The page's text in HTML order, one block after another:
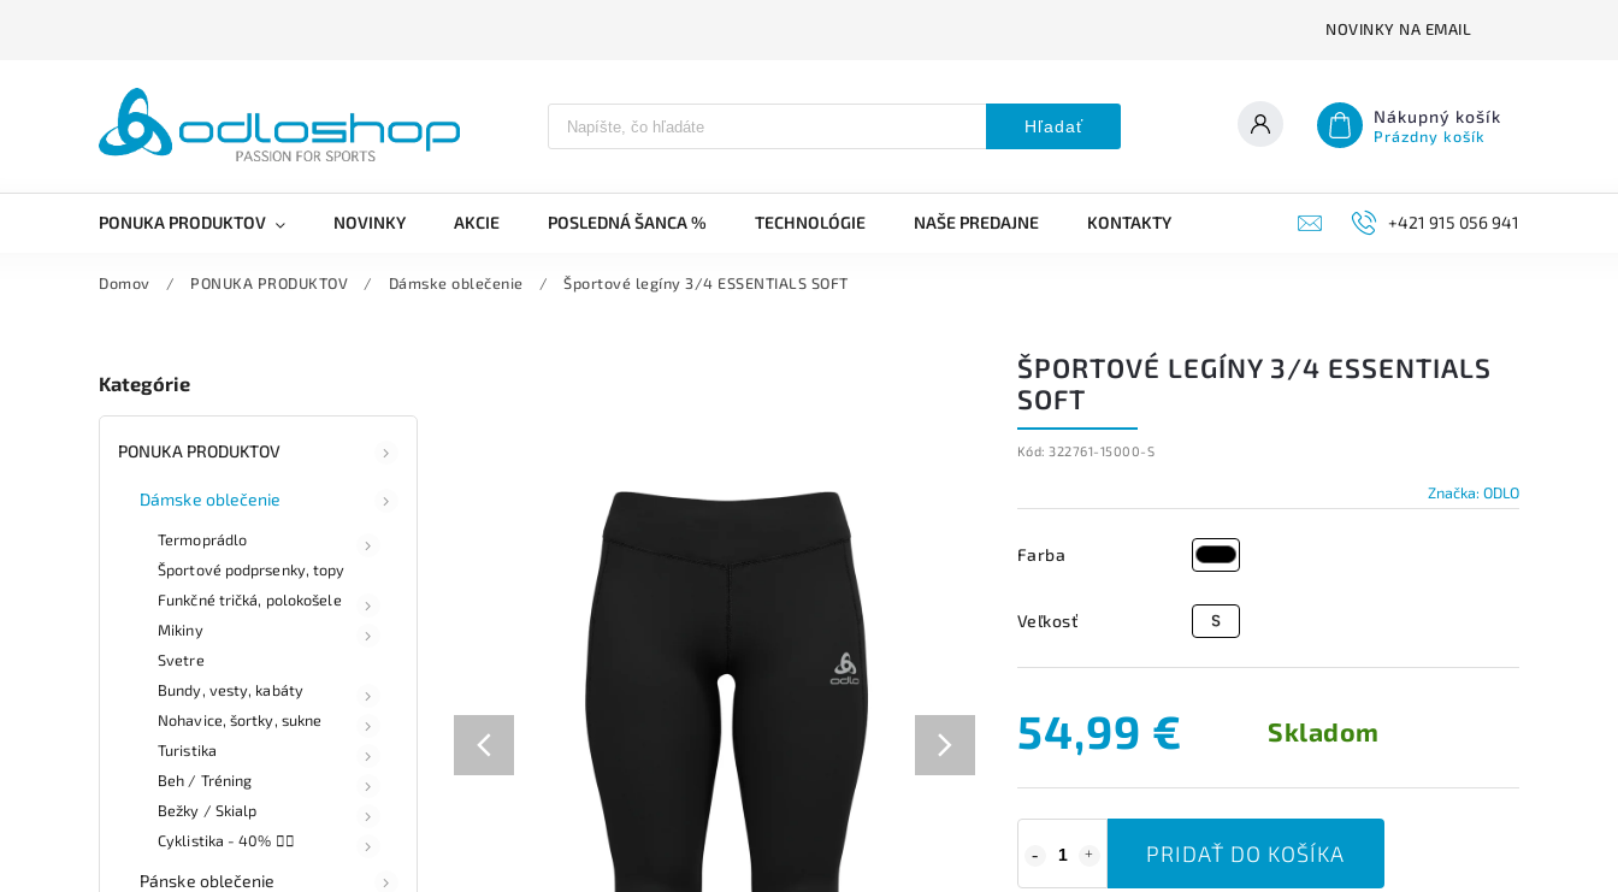
NOVINKY NA EMAIL
Hľadať Nákupný košík
Prázdny košík
PONUKA PRODUKTOV NOVINKY AKCIE POSLEDNÁ ŠANCA % TECHNOLÓGIE NAŠE PREDAJNE KONTAKTY +421 915 056 941
Domov / PONUKA PRODUKTOV / Dámske oblečenie / Športové legíny 3/4 ESSENTIALS SOFT
Kategórie
PONUKA PRODUKTOV
Dámske oblečenie
Termoprádlo
Športové podprsenky, topy
Funkčné tričká, polokošele
Mikiny
Svetre
Bundy, vesty, kabáty
Nohavice, šortky, sukne
Turistika
Beh / Tréning
Bežky / Skialp
Cyklistika - 40% 🚴‍♀
Pánske oblečenie
ŠPORTOVÉ LEGÍNY 3/4 ESSENTIALS
SOFT
Kód: 322761-15000-S
Značka: ODLO
Farba
Veľkosť
54,99 € Skladom
PRIDAŤ DO KOŠÍKA